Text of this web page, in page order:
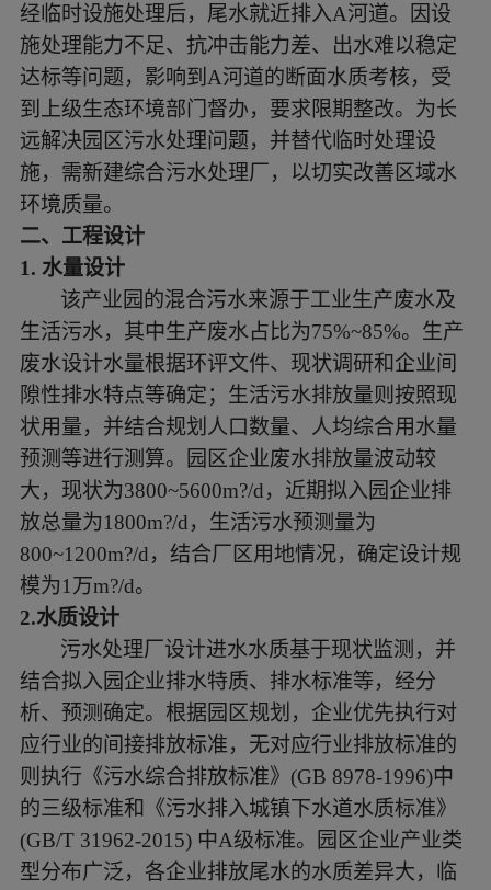
经临时设施处理后，尾水就近排入A河道。因设
施处理能力不足、抗冲击能力差、出水难以稳定
达标等问题，影响到A河道的断面水质考核，受
到上级生态环境部门督办，要求限期整改。为长
远解决园区污水处理问题，并替代临时处理设
施，需新建综合污水处理厂，以切实改善区域水
环境质量。
二、 工程设计
1. 水量设计
该产业园的混合污水来源于工业生产废水及
生活污水，其中生产废水占比为75%~85%。生产
废水设计水量根据环评文件、现状调研和企业间
隙性排水特点等确定；生活污水排放量则按照现
状用量，并结合规划人口数量、人均综合用水量
预测等进行测算。园区企业废水排放量波动较
大，现状为3800~5600m?/d，近期拟入园企业排
放总量为1800m?/d，生活污水预测量为
800~1200m?/d，结合厂区用地情况，确定设计规
模为1万m?/d。
2.水质设计
污水处理厂设计进水水质基于现状监测，并
结合拟入园企业排水特质、排水标准等，经分
析、预测确定。根据园区规划，企业优先执行对
应行业的间接排放标准，无对应行业排放标准的
则执行《污水综合排放标准》 (GB 8978-1996)中
的三级标准和《污水排入城镇下水道水质标准》
(GB/T 31962-2015) 中A级标准。园区企业产业类
型分布广泛，各企业排放尾水的水质差异大，临